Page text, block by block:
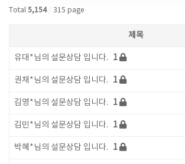
Total 5,154 / 315 page
제목
유대*님의 설문상담 입니다. 1
권채*님의 설문상담 입니다. 1
김영*님의 설문상담 입니다. 1
김민*님의 설문상담 입니다. 1
박혜*님의 설문상담 입니다. 1